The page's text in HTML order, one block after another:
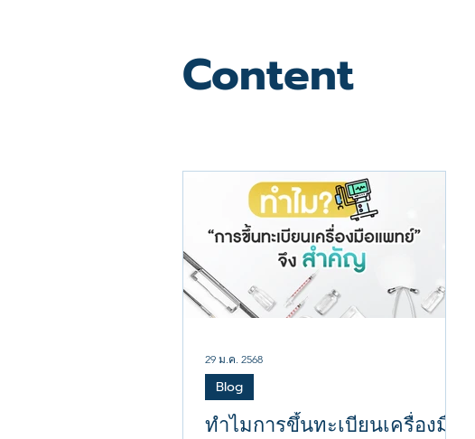
Content
ทำไมการขึ้นทะเบียนเครื่องมือ
Blog
29 ม.ค. 2568